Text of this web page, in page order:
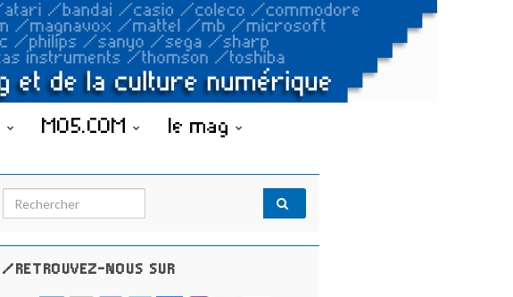
MO5.COM le mag
Search for:
/RETROUVEZ-NOUS SUR